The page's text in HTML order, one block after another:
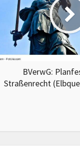
BVerwG:
Straßenrecht